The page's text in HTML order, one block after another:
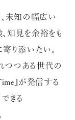
、未知の幅広い
知見を余裕をも
り添いたい。
つつある世代の
』が発信する
きる